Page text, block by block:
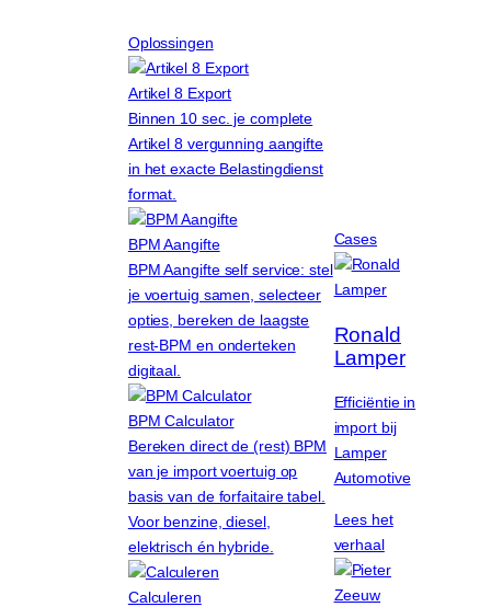
Oplossingen
Artikel 8 Export
Binnen 10 sec. je complete
Artikel 8 vergunning aangifte
in het exacte Belastingdienst
format.
BPM Aangifte
BPM Aangifte self service: stel
je voertuig samen, selecteer
opties, bereken de laagste
rest-BPM en onderteken
digitaal.
BPM Calculator
Bereken direct de (rest) BPM
van je import voertuig op
basis van de forfaitaire tabel.
Voor benzine, diesel,
elektrisch én hybride.
Calculeren
Cases
Ronald
Lamper
Efficiëntie in
import bij
Lamper
Automotive
Lees het
verhaal